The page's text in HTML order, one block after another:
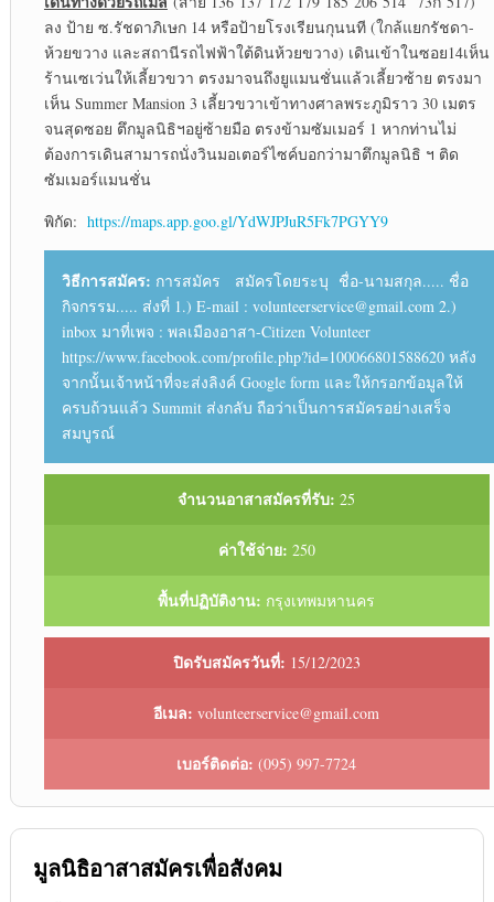
ลง ป้าย ซ.รัชดาภิเษก 14 หรือป้ายโรงเรียนกุนนที (ใกล้แยกรัชดา-
ห้วยขวาง และสถานีรถไฟฟ้าใต้ดินห้วยขวาง) เดินเข้าในซอย14เห็น
ร้านเซเว่นให้เลี้ยวขวา ตรงมาจนถึงยูแมนชั่นแล้วเลี้ยวซ้าย ตรงมา
เห็น Summer Mansion 3 เลี้ยวขวาเข้าทางศาลพระภูมิราว 30 เมตร
จนสุดซอย ตึกมูลนิธิฯอยู่ซ้ายมือ ตรงข้ามซัมเมอร์ 1 หากท่านไม่
ต้องการเดินสามารถนั่งวินมอเตอร์ไซค์บอกว่ามาตึกมูลนิธิ ฯ ติด
ซัมเมอร์แมนชั่น
พิกัด: https://maps.app.goo.gl/YdWJPJuR5Fk7PGYY9
วิธีการสมัคร: การสมัคร สมัครโดยระบุ ชื่อ-นามสกุล..... ชื่อ
กิจกรรม..... ส่งที่ 1.) E-mail : volunteerservice@gmail.com 2.)
inbox มาที่เพจ : พลเมืองอาสา-Citizen Volunteer
https://www.facebook.com/profile.php?id=100066801588620 หลัง
จากนั้นเจ้าหน้าที่จะส่งลิงค์ Google form และให้กรอกข้อมูลให้
ครบถ้วนแล้ว Summit ส่งกลับ ถือว่าเป็นการสมัครอย่างเสร็จ
สมบูรณ์
จำนวนอาสาสมัครที่รับ: 25
ค่าใช้จ่าย: 250
พื้นที่ปฏิบัติงาน: กรุงเทพมหานคร
ปิดรับสมัครวันที่: 15/12/2023
อีเมล: volunteerservice@gmail.com
เบอร์ติดต่อ: (095) 997-7724
มูลนิธิอาสาสมัครเพื่อสังคม